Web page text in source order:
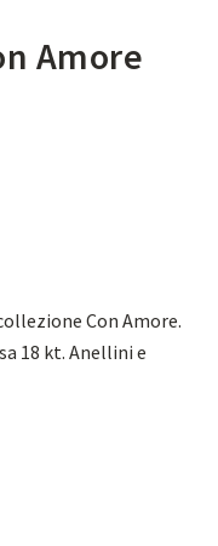
Amore
Con Amore.
18 kt. Anellini e